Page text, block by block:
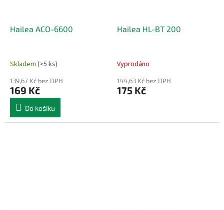
Hailea ACO-6600
Skladem (>5 ks)
139,67 Kč bez DPH
169 Kč
Do košíku
Hailea HL-BT 200
Vyprodáno
144,63 Kč bez DPH
175 Kč